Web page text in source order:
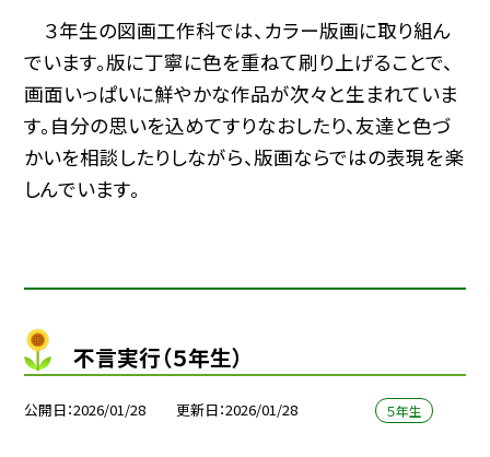
３年生の図画工作科では、カラー版画に取り組ん
でいます。版に丁寧に色を重ねて刷り上げることで、
画面いっぱいに鮮やかな作品が次々と生まれていま
す。自分の思いを込めてすりなおしたり、友達と色づ
かいを相談したりしながら、版画ならではの表現を楽
しんでいます。
不言実行（５年生）
公開日 2026/01/28 更新日 2026/01/28 ５年生